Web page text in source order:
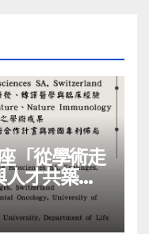
「從學術走
⼈才共築的